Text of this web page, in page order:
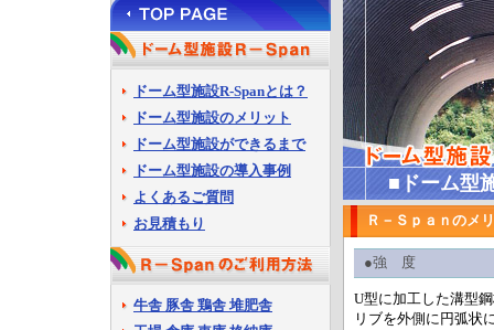
ドーム型施設R-Spanとは？
ドーム型施設のメリット
ドーム型施設ができるまで
ドーム型施設の導入事例
よくあるご質問
お見積もり
牛舎 豚舎 鶏舎 堆肥舎
■ドーム型施
Ｒ－Ｓｐａｎのメ
●強 度
U型に加工した溝型
リブを外側に円弧状